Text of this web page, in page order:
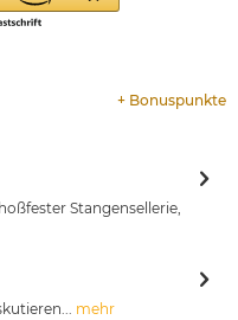
+ Bonuspunkte
Stangensellerie,
mehr